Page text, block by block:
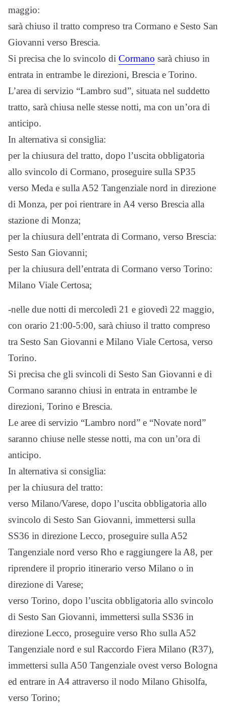
maggio:
sarà chiuso il tratto compreso tra Cormano e Sesto San
Giovanni verso Brescia.
Si precisa che lo svincolo di Cormano sarà chiuso in
entrata in entrambe le direzioni, Brescia e Torino.
L’area di servizio “Lambro sud”, situata nel suddetto
tratto, sarà chiusa nelle stesse notti, ma con un’ora di
anticipo.
In alternativa si consiglia:
per la chiusura del tratto, dopo l’uscita obbligatoria
allo svincolo di Cormano, proseguire sulla SP35
verso Meda e sulla A52 Tangenziale nord in direzione
di Monza, per poi rientrare in A4 verso Brescia alla
stazione di Monza;
per la chiusura dell’entrata di Cormano, verso Brescia:
Sesto San Giovanni;
per la chiusura dell’entrata di Cormano verso Torino:
Milano Viale Certosa;
-nelle due notti di mercoledì 21 e giovedì 22 maggio,
con orario 21:00-5:00, sarà chiuso il tratto compreso
tra Sesto San Giovanni e Milano Viale Certosa, verso
Torino.
Si precisa che gli svincoli di Sesto San Giovanni e di
Cormano saranno chiusi in entrata in entrambe le
direzioni, Torino e Brescia.
Le aree di servizio “Lambro nord” e “Novate nord”
saranno chiuse nelle stesse notti, ma con un’ora di
anticipo.
In alternativa si consiglia:
per la chiusura del tratto:
verso Milano/Varese, dopo l’uscita obbligatoria allo
svincolo di Sesto San Giovanni, immettersi sulla
SS36 in direzione Lecco, proseguire sulla A52
Tangenziale nord verso Rho e raggiungere la A8, per
riprendere il proprio itinerario verso Milano o in
direzione di Varese;
verso Torino, dopo l’uscita obbligatoria allo svincolo
di Sesto San Giovanni, immettersi sulla SS36 in
direzione Lecco, proseguire verso Rho sulla A52
Tangenziale nord e sul Raccordo Fiera Milano (R37),
immettersi sulla A50 Tangenziale ovest verso Bologna
ed entrare in A4 attraverso il nodo Milano Ghisolfa,
verso Torino;